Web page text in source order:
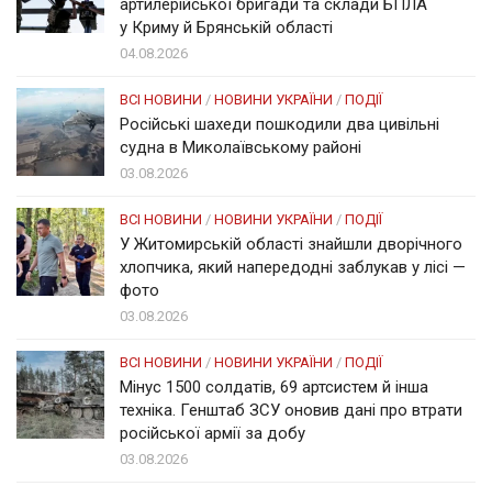
артилерійської бригади та склади БПЛА
у Криму й Брянській області
04.08.2026
ВСІ НОВИНИ / НОВИНИ УКРАЇНИ / ПОДІЇ
Російські шахеди пошкодили два цивільні
судна в Миколаївському районі
03.08.2026
ВСІ НОВИНИ / НОВИНИ УКРАЇНИ / ПОДІЇ
У Житомирській області знайшли дворічного
хлопчика, який напередодні заблукав у лісі —
фото
03.08.2026
ВСІ НОВИНИ / НОВИНИ УКРАЇНИ / ПОДІЇ
Мінус 1500 солдатів, 69 артсистем й інша
техніка. Генштаб ЗСУ оновив дані про втрати
російської армії за добу
03.08.2026